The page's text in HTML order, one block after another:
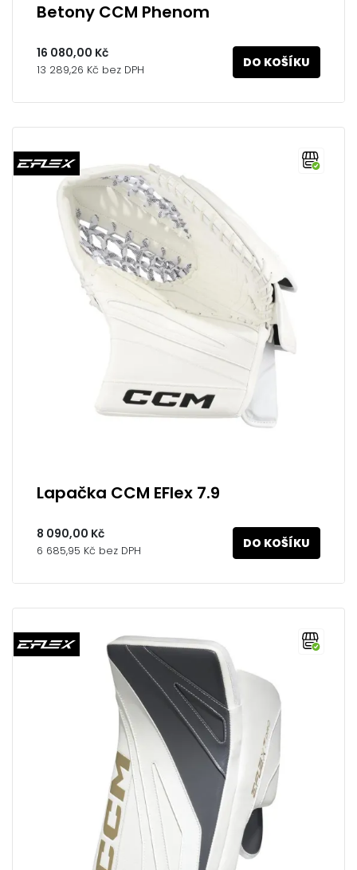
Betony CCM Phenom
16 080,00 Kč
13 289,26 Kč bez DPH DO KOŠÍKU
Lapačka CCM EFlex 7.9
8 090,00 Kč
6 685,95 Kč bez DPH DO KOŠÍKU